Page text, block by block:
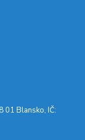
01 Blansko, IČ: